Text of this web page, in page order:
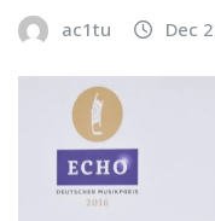
ac1tu Dec